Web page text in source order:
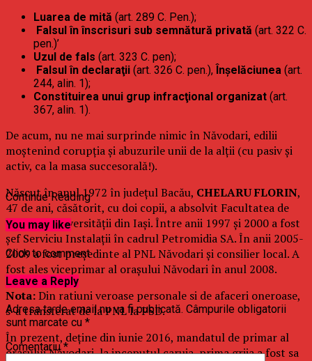
Luarea de mită (art. 289 C. Pen.);
Falsul în înscrisuri sub semnătură privată (art. 322 C.
pen.)’
Uzul de fals (art. 323 C. pen);
Falsul în declaraţii (art. 326 C. pen.), Înşelăciunea (art.
244, alin. 1);
Constituirea unui grup infracţional organizat (art.
367, alin. 1).
De acum, nu ne mai surprinde nimic în Năvodari, edilii
moștenind corupția și abuzurile unii de la alții (cu pasiv și
activ, ca la masa succesorală!).
Născut în anul 1972 în judeţul Bacău, CHELARU FLORIN,
47 de ani, căsătorit, cu doi copii, a absolvit Facultatea de
Chimie a Universităţii din Iaşi. Între anii 1997 şi 2000 a fost
şef Serviciu Instalaţii în cadrul Petromidia SA. În anii 2005-
2009 a fost preşedinte al PNL Năvodari şi consilier local. A
fost ales viceprimar al oraşului Năvodari în anul 2008.
Nota:Din ratiuni veroase personale si de afaceri oneroase,
s-a transferat de la PNL la PSD.
În prezent, deține din iunie 2016, mandatul de primar al
orașului Năvodari, la inceputul caruia, prima grija a fost sa
Continue Reading
You may like
Click to comment
Leave a Reply
Adresa ta de email nu va fi publicată. Câmpurile obligatorii
sunt marcate cu *
Comentariu*